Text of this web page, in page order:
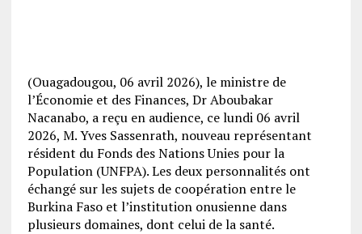
(Ouagadougou, 06 avril 2026), le ministre de
l’Économie et des Finances, Dr Aboubakar
Nacanabo, a reçu en audience, ce lundi 06 avril
2026, M. Yves Sassenrath, nouveau représentant
résident du Fonds des Nations Unies pour la
Population (UNFPA). Les deux personnalités ont
échangé sur les sujets de coopération entre le
Burkina Faso et l’institution onusienne dans
plusieurs domaines, dont celui de la santé.